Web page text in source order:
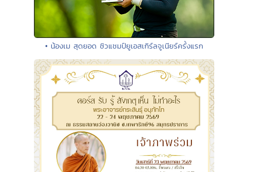
• น้องเม สุดยอด ซิวแชมป์ยูเอสเกิร์ลจูเนียร์ครั้งแรก